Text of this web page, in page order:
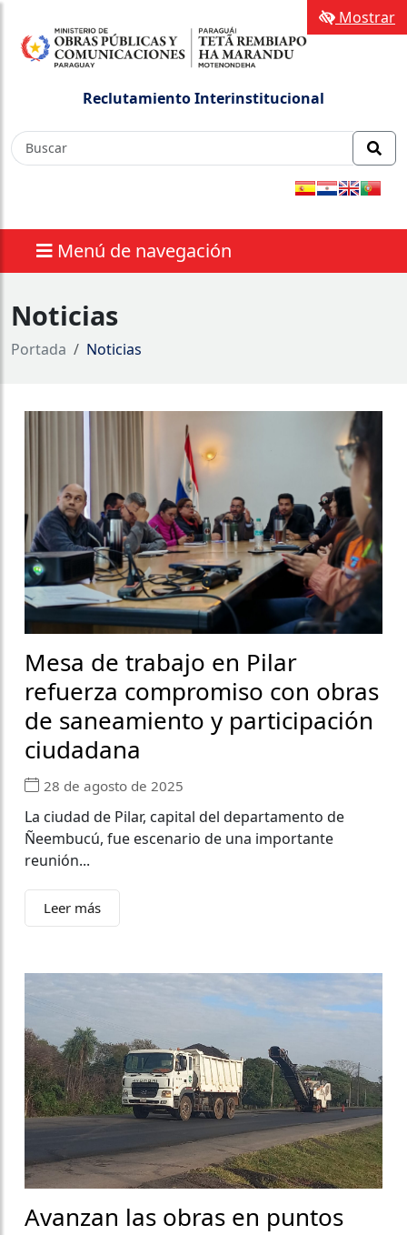
Reclutamiento Interinstitucional
Menú de navegación
Mostrar
Noticias
Portada Noticias
Mesa de trabajo en Pilar
refuerza compromiso con obras
de saneamiento y participación
ciudadana
28 de agosto de 2025
La ciudad de Pilar, capital del departamento de
Ñeembucú, fue escenario de una importante
reunión...
Leer más
Avanzan las obras en puntos